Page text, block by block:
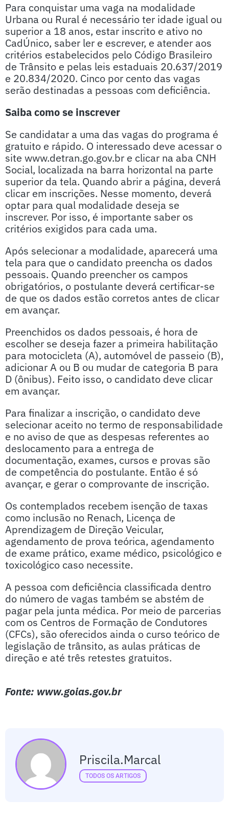
Para conquistar uma vaga na modalidade
Urbana ou Rural é necessário ter idade igual ou
superior a 18 anos, estar inscrito e ativo no
CadÚnico, saber ler e escrever, e atender aos
critérios estabelecidos pelo Código Brasileiro
de Trânsito e pelas leis estaduais 20.637/2019
e 20.834/2020. Cinco por cento das vagas
serão destinadas a pessoas com deficiência.
Saiba como se inscrever
Se candidatar a uma das vagas do programa é
gratuito e rápido. O interessado deve acessar o
site www.detran.go.gov.br e clicar na aba CNH
Social, localizada na barra horizontal na parte
superior da tela. Quando abrir a página, deverá
clicar em inscrições. Nesse momento, deverá
optar para qual modalidade deseja se
inscrever. Por isso, é importante saber os
critérios exigidos para cada uma.
Após selecionar a modalidade, aparecerá uma
tela para que o candidato preencha os dados
pessoais. Quando preencher os campos
obrigatórios, o postulante deverá certificar-se
de que os dados estão corretos antes de clicar
em avançar.
Preenchidos os dados pessoais, é hora de
escolher se deseja fazer a primeira habilitação
para motocicleta (A), automóvel de passeio (B),
adicionar A ou B ou mudar de categoria B para
D (ônibus). Feito isso, o candidato deve clicar
em avançar.
Para finalizar a inscrição, o candidato deve
selecionar aceito no termo de responsabilidade
e no aviso de que as despesas referentes ao
deslocamento para a entrega de
documentação, exames, cursos e provas são
de competência do postulante. Então é só
avançar, e gerar o comprovante de inscrição.
Os contemplados recebem isenção de taxas
como inclusão no Renach, Licença de
Aprendizagem de Direção Veicular,
agendamento de prova teórica, agendamento
de exame prático, exame médico, psicológico e
toxicológico caso necessite.
A pessoa com deficiência classificada dentro
do número de vagas também se abstém de
pagar pela junta médica. Por meio de parcerias
com os Centros de Formação de Condutores
(CFCs), são oferecidos ainda o curso teórico de
legislação de trânsito, as aulas práticas de
direção e até três retestes gratuitos.
Fonte: www.goias.gov.br
Priscila.marcal
TODOS OS ARTIGOS